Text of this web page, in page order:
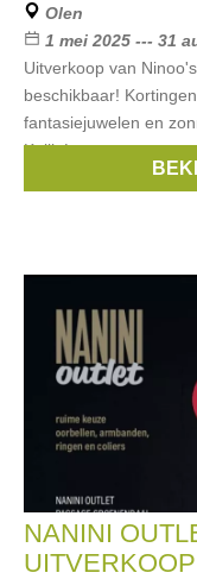
Olen
1 mei 2025 --- 31
Uitverkoop van
beschikbaar!
fantasiejuwelen en
Kalli, Lotus,
Calvin
NANINI